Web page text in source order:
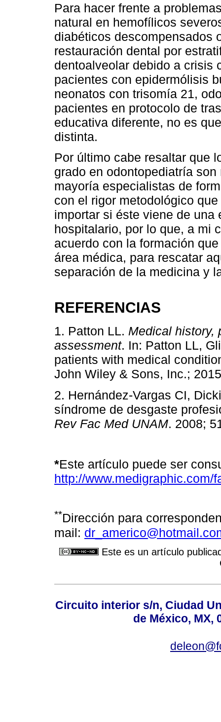
Para hacer frente a
natural en hemofílicos
diabéticos descompensados
restauración dental por
dentoalveolar debido a crisis
pacientes con epidermólisis
neonatos con trisomía 21,
pacientes en protocolo de
educativa diferente, no es
distinta.
Por último cabe resaltar que
grado en odontopediatría
mayoría especialistas de
con el rigor metodológico
importar si éste viene de
hospitalario, por lo que, a mi
acuerdo con la formación
área médica, para rescatar
separación de la medicina y
REFERENCIAS
1. Patton LL. Medical history,
assessment. In: Patton LL,
patients with medical
John Wiley & Sons, Inc.;
2. Hernández-Vargas CI,
síndrome de desgaste
Rev Fac Med UNAM. 2008;
*Este artículo puede ser
http://www.medigraphic.com/
**Dirección para
mail:
Este es un artículo
Circuito interior s/n, Ciudad
de México, MX,